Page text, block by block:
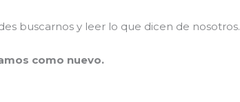
buscarnos y leer lo que dicen de nosotros.
como nuevo.